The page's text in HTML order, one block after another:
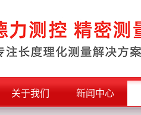
关于我们 新闻中心